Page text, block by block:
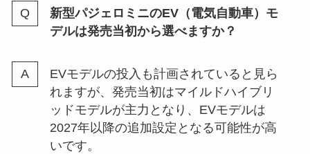
新型パジェロミニのEV（電気自動車）モ
デルは発売当初から選べますか？
EVモデルの投入も計画されていると見ら
れますが、発売当初はマイルドハイブリ
ッドモデルが主力となり、EVモデルは
2027年以降の追加設定となる可能性が高
いです。